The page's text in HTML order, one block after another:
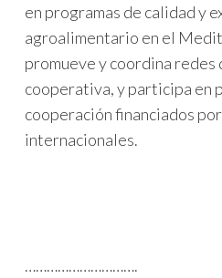
en programas de calidad y
agroalimentario en el
promueve y coordina
cooperativa, y participa en
cooperación financiados
internacionales.
………………………….